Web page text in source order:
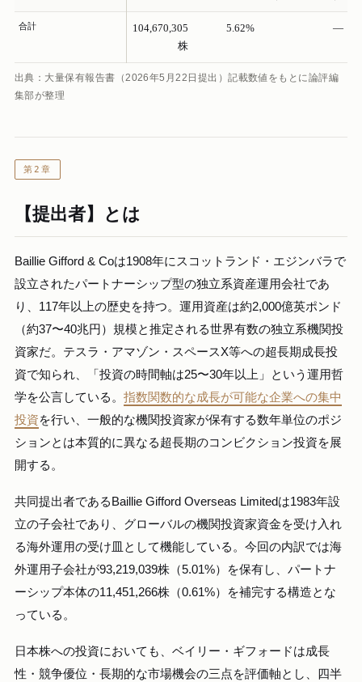
合計
104,670,305
株
5.62% —
出典：大量保有報告書（2026年5月22日提出）記載数値をもとに論評編
集部が整理
第2章
【提出者】とは
Baillie Gifford & Coは1908年にスコットランド・エジンバラで
設立されたパートナーシップ型の独立系資産運用会社であ
り、117年以上の歴史を持つ。運用資産は約2,000億英ポンド
（約37〜40兆円）規模と推定される世界有数の独立系機関投
資家だ。テスラ・アマゾン・スペースX等への超長期成長投
資で知られ、「投資の時間軸は25〜30年以上」という運用哲
学を公言している。 指数関数的な成長が可能な企業への集中
投資を行い、一般的な機関投資家が保有する数年単位のポジ
ションとは本質的に異なる超長期のコンビクション投資を展
開する。
共同提出者であるBaillie Gifford Overseas Limitedは1983年設
立の子会社であり、グローバルの機関投資家資金を受け入れ
る海外運用の受け皿として機能している。今回の内訳では海
外運用子会社が93,219,039株（5.01%）を保有し、パートナ
ーシップ本体の11,451,266株（0.61%）を補完する構造とな
っている。
日本株への投資においても、ベイリー・ギフォードは成長
性・競争優位・長期的な市場機会の三点を評価軸とし、四半